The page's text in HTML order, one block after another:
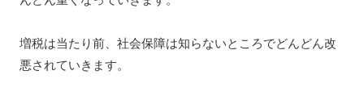
増税は当たり前、社会保障は知らないところでどんどん改
悪されていきます。